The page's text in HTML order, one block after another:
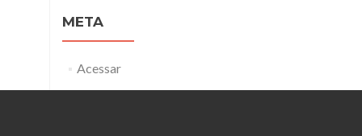
META
Acessar